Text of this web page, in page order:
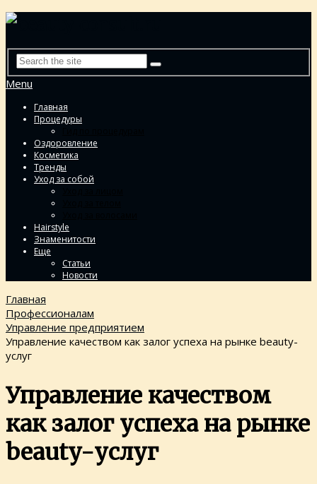
Menu
Главная
Процедуры
Оздоровление
Косметика
Тренды
Уход за собой
Hairstyle
Знаменитости
Еще
Статьи
Новости
Главная
Профессионалам
Управление предприятием
Управление качеством как залог успеха на рынке beauty-
услуг
Управление качеством
как залог успеха на рынке
beauty-услуг